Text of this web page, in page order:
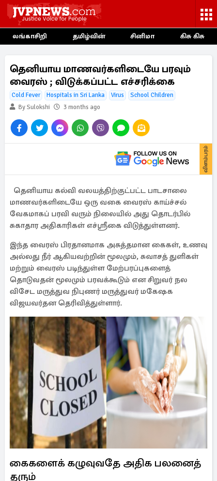
லங்காசிறி தமிழ்வின் சினிமா கிசு கிசு
தெனியாய மாணவர்களிடையே பரவும்
வைரஸ் ; விடுக்கப்பட்ட எச்சரிக்கை
Cold Fever Hospitals in Sri Lanka Virus
School Children
By Sulokshi
3 months ago
விளம்பரம்
தெனியாய கல்வி வலயத்திற்குட்பட்ட பாடசாலை
மாணவர்களிடையே ஒரு வகை வைரஸ் காய்ச்சல்
வேகமாகப் பரவி வரும் நிலையில் அது தொடர்பில்
சுகாதார அதிகாரிகள் எச்ஸ்ரீகை விடுத்துள்ளனர்.
இந்த வைரஸ் பிரதானமாக அசுத்தமான கைகள், உணவு
அல்லது நீர் ஆகியவற்றின் மூலமும், சுவாசத் துளிகள்
மற்றும் வைரஸ் படிந்துள்ள மேற்பரப்புகளைத்
தொடுவதன் மூலமும் பரவக்கூடும் என சிறுவர் நல
விசேட மருத்துவ நிபுணர் மருத்துவர் மகேஷக
விஜயவர்தன தெரிவித்துள்ளார்.
கைகளைக் கழுவுவதே அதிக பலனைத்
தரும்